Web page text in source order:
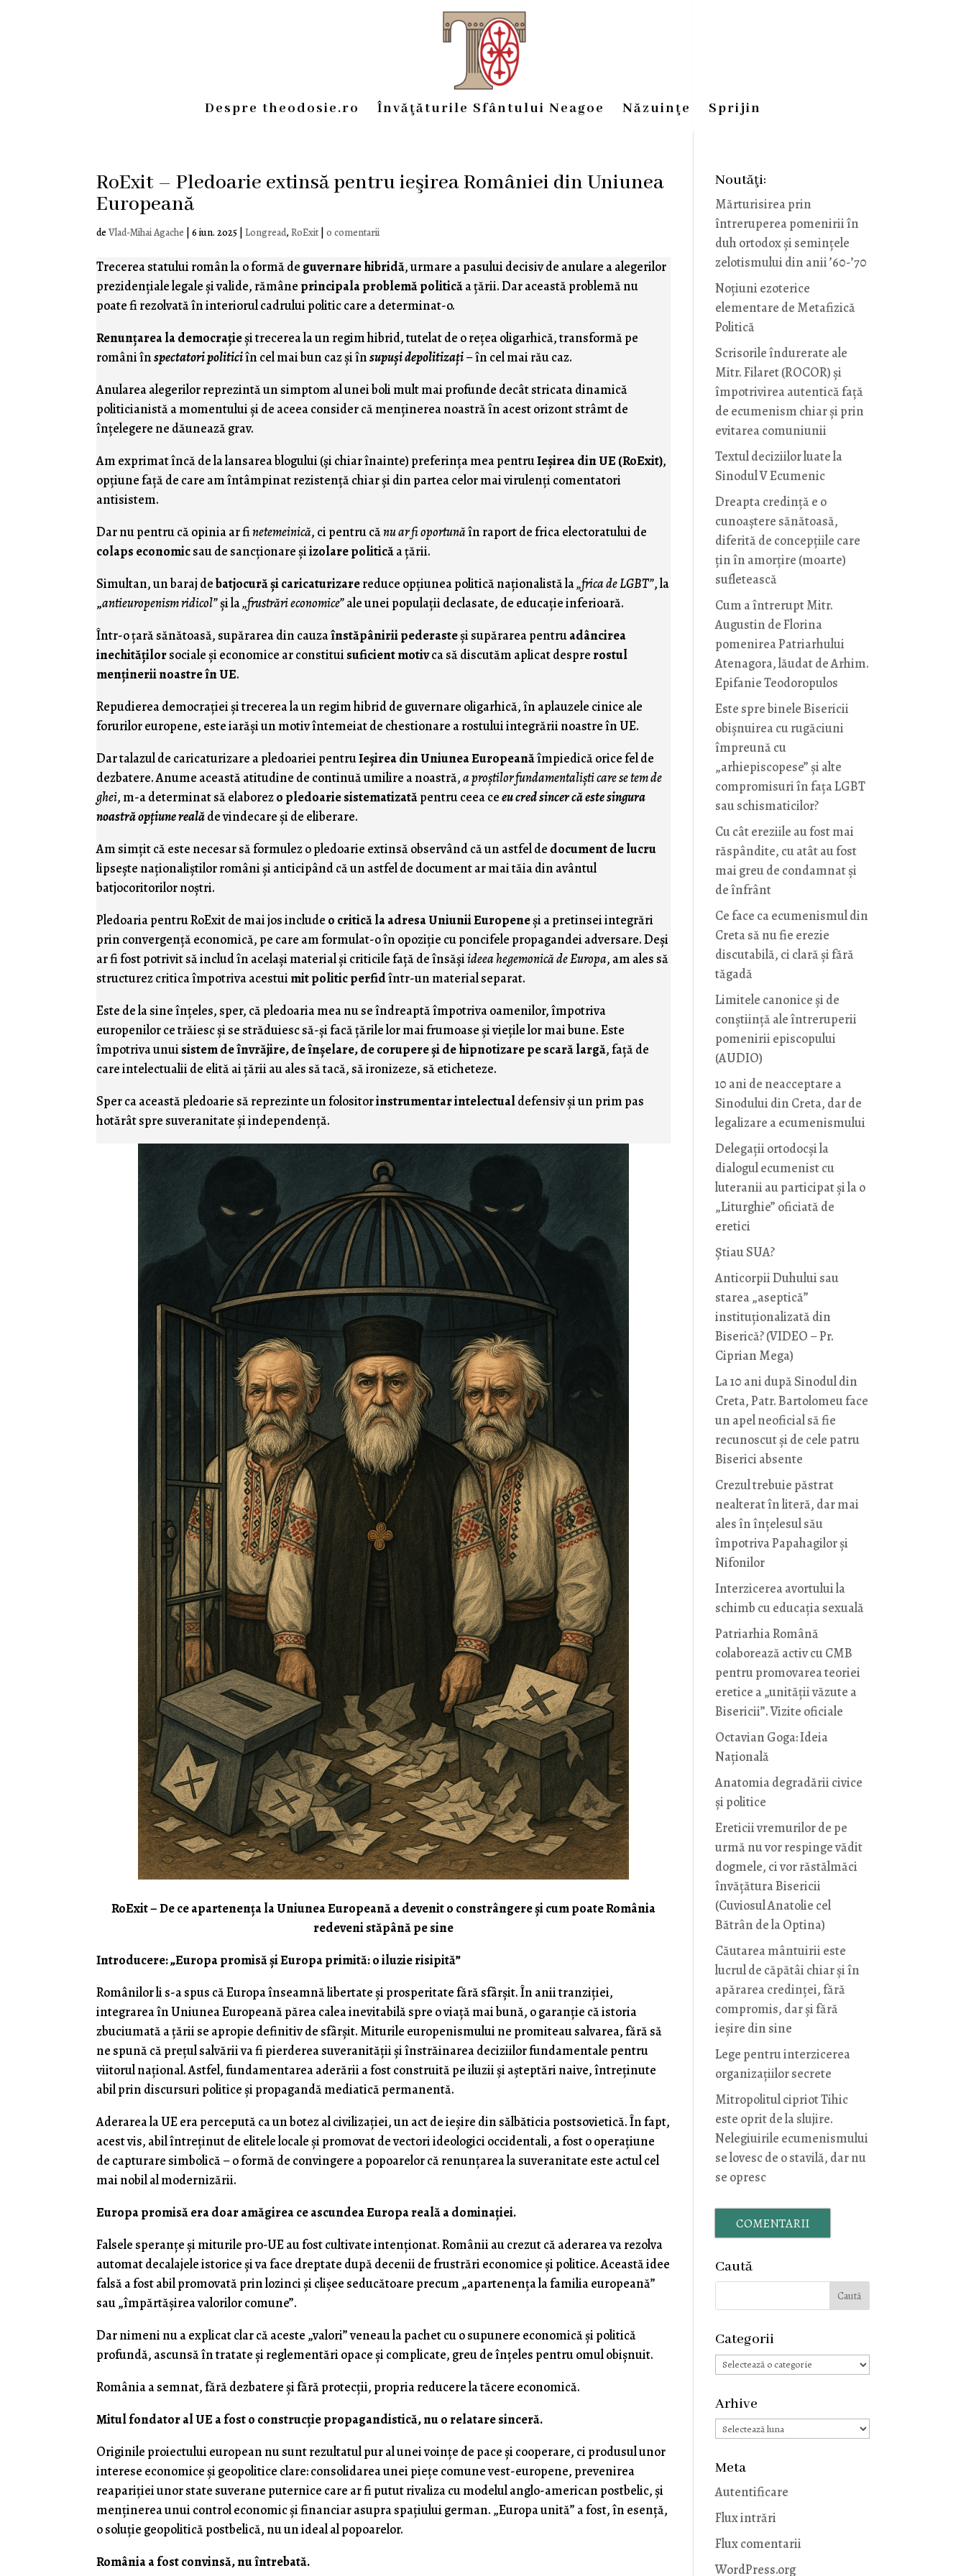
Despre theodosie.ro Învăţăturile Sfântului Neagoe Năzuinţe Sprijin
RoExit – Pledoarie extinsă pentru ieşirea României din Uniunea
Europeană
deVlad-Mihai Agache |6 iun. 2025 |Longread,RoExit |0 comentarii
Trecerea statului român la o formă de guvernare hibridă, urmare a pasului decisiv de anulare a alegerilor
prezidenţiale legale şi valide, rămâne principala problemă politicăa ţării. Dar această problemă nu
poate fi rezolvată în interiorul cadrului politic care a determinat-o.
Renunţarea la democraţieşi trecerea la un regim hibrid, tutelat de o reţea oligarhică, transformă pe
români înspectatori politiciîn cel mai bun caz şi însupuşi depolitizaţi– în cel mai rău caz.
Anularea alegerilor reprezintă un simptom al unei boli mult mai profunde decât stricata dinamică
politicianistă a momentului şi de aceea consider că menţinerea noastră în acest orizont strâmt de
înţelegere ne dăunează grav.
Am exprimat încă de la lansarea blogului (şi chiar înainte) preferinţa mea pentruIeşirea din UE (RoExit),
opţiune faţă de care am întâmpinat rezistenţă chiar şi din partea celor mai virulenţi comentatori
antisistem.
Dar nu pentru că opinia ar finetemeinică, ci pentru cănu ar fi oportunăîn raport de frica electoratului de
colaps economicsau de sancţionare şiizolare politicăa ţării.
Simultan, un baraj debatjocură şi caricaturizarereduce opţiunea politică naţionalistă la„frica de LGBT”, la
„antieuropenism ridicol”şi la„frustrări economice”ale unei populaţii declasate, de educaţie inferioară.
Într-o ţară sănătoasă, supărarea din cauzaînstăpânirii pederasteşi supărarea pentruadâncirea
inechităţilorsociale şi economice ar constitui suficient motivca să discutăm aplicat desprerostul
menţinerii noastre în UE.
Repudierea democraţiei şi trecerea la un regim hibrid de guvernare oligarhică, în aplauzele cinice ale
forurilor europene, este iarăşi un motiv întemeiat de chestionare a rostului integrării noastre în UE.
Dar talazul de caricaturizare a pledoariei pentruIeşirea din Uniunea Europeanăîmpiedică orice fel de
dezbatere. Anume această atitudine de continuă umilire a noastră,a proştilor fundamentalişti care se tem de
ghei, m-a determinat să elaborezo pledoarie sistematizatăpentru ceea ceeu cred sincer că este singura
noastră opţiune realăde vindecare şi de eliberare.
Am simţit că este necesar să formulez o pledoarie extinsă observând că un astfel de document de lucru
lipseşte naţionaliştilor români şi anticipând că un astfel de document ar mai tăia din avântul
batjocoritorilor noştri.
Pledoaria pentru RoExit de mai jos include o critică la adresa Uniunii Europeneşi a pretinsei integrări
prin convergenţă economică, pe care am formulat-o în opoziţie cu poncifele propagandei adversare. Deşi
ar fi fost potrivit să includ în acelaşi material şi criticile faţă de însăşiideea hegemonică de Europa, am ales să
structurez critica împotriva acestuimit politic perfidîntr-un material separat.
Este de la sine înţeles, sper, că pledoaria mea nu se îndreaptă împotriva oamenilor, împotriva
europenilor ce trăiesc şi se străduiesc să-şi facă ţările lor mai frumoase şi vieţile lor mai bune. Este
împotriva unui sistem de învrăjire, de înşelare, de corupere şi de hipnotizare pe scară largă, faţă de
care intelectualii de elită ai ţării au ales să tacă, să ironizeze, să eticheteze.
Sper ca această pledoarie să reprezinte un folositorinstrumentar intelectualdefensiv şi un prim pas
hotărât spre suveranitate şi independenţă.
RoExit – De ce apartenența la Uniunea Europeană a devenit o constrângere și cum poate România
redeveni stăpână pe sine
Introducere: „Europa promisă și Europa primită: o iluzie risipită”
Românilor li s-a spus că Europa înseamnă libertate și prosperitate fără sfârșit. În anii tranziției,
integrarea în Uniunea Europeană părea calea inevitabilă spre o viață mai bună, o garanție că istoria
zbuciumată a țării se apropie definitiv de sfârșit. Miturile europenismului ne promiteau salvarea, fără să
ne spună că prețul salvării va fi pierderea suveranității și înstrăinarea deciziilor fundamentale pentru
viitorul național. Astfel, fundamentarea aderării a fost construită pe iluzii și așteptări naive, întreținute
abil prin discursuri politice și propagandă mediatică permanentă.
Aderarea la UE era percepută ca un botez al civilizației, un act de ieșire din sălbăticia postsovietică. În fapt,
acest vis, abil întreținut de elitele locale și promovat de vectori ideologici occidentali, a fost o operațiune
de capturare simbolică – o formă de convingere a popoarelor că renunțarea la suveranitate este actul cel
mai nobil al modernizării.
Europa promisă era doar amăgirea ce ascundea Europa reală a dominației.
Falsele speranțe și miturile pro-UE au fost cultivate intenţionat. Românii au crezut că aderarea va rezolva
automat decalajele istorice și va face dreptate după decenii de frustrări economice și politice. Această idee
falsă a fost abil promovată prin lozinci și clișee seducătoare precum „apartenența la familia europeană”
sau „împărtășirea valorilor comune”.
Dar nimeni nu a explicat clar că aceste „valori” veneau la pachet cu o supunere economică și politică
profundă, ascunsă în tratate și reglementări opace și complicate, greu de înțeles pentru omul obișnuit.
România a semnat, fără dezbatere și fără protecții, propria reducere la tăcere economică.
Mitul fondator al UE a fost o construcție propagandistică, nu o relatare sinceră.
Originile proiectului european nu sunt rezultatul pur al unei voințe de pace și cooperare, ci produsul unor
interese economice și geopolitice clare: consolidarea unei piețe comune vest-europene, prevenirea
reapariției unor state suverane puternice care ar fi putut rivaliza cu modelul anglo-american postbelic, și
menținerea unui control economic și financiar asupra spațiului german. „Europa unită” a fost, în esență,
o soluție geopolitică postbelică, nu un ideal al popoarelor.
România a fost convinsă, nu întrebată.
Noutăţi:
Mărturisirea prin
întreruperea pomenirii în
duh ortodox și semințele
zelotismului din anii ’60-’70
Noţiuni ezoterice
elementare de Metafizică
Politică
Scrisorile îndurerate ale
Mitr. Filaret (ROCOR) și
împotrivirea autentică față
de ecumenism chiar și prin
evitarea comuniunii
Textul deciziilor luate la
Sinodul V Ecumenic
Dreapta credință e o
cunoaștere sănătoasă,
diferită de concepțiile care
țin în amorțire (moarte)
sufletească
Cum a întrerupt Mitr.
Augustin de Florina
pomenirea Patriarhului
Atenagora, lăudat de Arhim.
Epifanie Teodoropulos
Este spre binele Bisericii
obișnuirea cu rugăciuni
împreună cu
„arhiepiscopese” și alte
compromisuri în fața LGBT
sau schismaticilor?
Cu cât ereziile au fost mai
răspândite, cu atât au fost
mai greu de condamnat și
de înfrânt
Ce face ca ecumenismul din
Creta să nu fie erezie
discutabilă, ci clară și fără
tăgadă
Limitele canonice și de
conștiință ale întreruperii
pomenirii episcopului
(AUDIO)
10 ani de neacceptare a
Sinodului din Creta, dar de
legalizare a ecumenismului
Delegații ortodocși la
dialogul ecumenist cu
luteranii au participat și la o
„Liturghie” oficiată de
eretici
Știau SUA?
Anticorpii Duhului sau
starea „aseptică”
instituționalizată din
Biserică? (VIDEO – Pr.
Ciprian Mega)
La 10 ani după Sinodul din
Creta, Patr. Bartolomeu face
un apel neoficial să fie
recunoscut și de cele patru
Biserici absente
Crezul trebuie păstrat
nealterat în literă, dar mai
ales în înțelesul său
împotriva Papahagilor și
Nifonilor
Interzicerea avortului la
schimb cu educaţia sexuală
Patriarhia Română
colaborează activ cu CMB
pentru promovarea teoriei
eretice a „unității văzute a
Bisericii”. Vizite oficiale
Octavian Goga: Ideia
Naţională
Anatomia degradării civice
și politice
Ereticii vremurilor de pe
urmă nu vor respinge vădit
dogmele, ci vor răstălmăci
învățătura Bisericii
(Cuviosul Anatolie cel
Bătrân de la Optina)
Căutarea mântuirii este
lucrul de căpătâi chiar și în
apărarea credinței, fără
compromis, dar și fără
ieșire din sine
Lege pentru interzicerea
organizaţiilor secrete
Mitropolitul cipriot Tihic
este oprit de la slujire.
Nelegiuirile ecumenismului
se lovesc de o stavilă, dar nu
se opresc
COMENTARII
Caută
Categorii
Categorii
Arhive
Arhive
Meta
Autentificare
Flux intrări
Flux comentarii
WordPress.org